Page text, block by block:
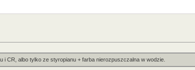
i CR, albo tylko ze styropianu + farba nierozpuszczalna w wodzie.